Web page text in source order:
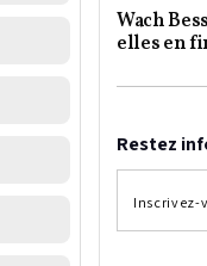
Wach
elles en
Restez